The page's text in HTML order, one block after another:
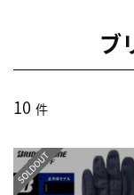
ブ
10 件